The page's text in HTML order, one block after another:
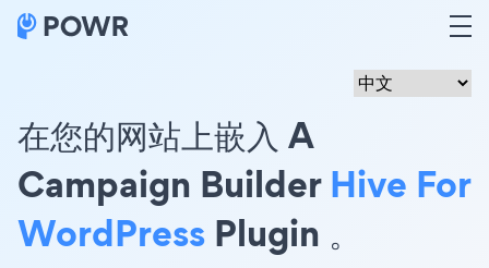
在您的网站上嵌入 A
Campaign BuilderHive For
WordPress Plugin 。